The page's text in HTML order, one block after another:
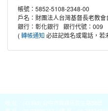
帳號：5852-5108-2348-00
戶名：財團法人台灣基督長老教
銀行：彰化銀行 銀行代號：009
( 轉帳通知 必註記姓名或電話，若
地 址：(41343) 台中市霧峰區民生路58號